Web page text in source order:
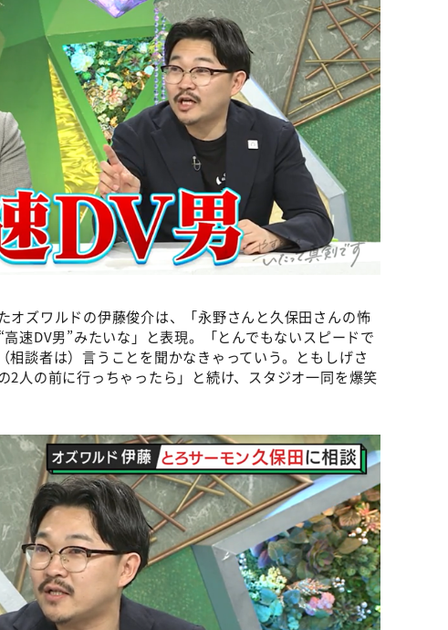
オズワルドの伊藤俊介は、「永野さんと久保田さんの怖
速DV男”みたいな」と表現。「とんでもないスピードで
相談者は）言うことを聞かなきゃっていう。ともしげさ
2人の前に行っちゃったら」と続け、スタジオ一同を爆笑